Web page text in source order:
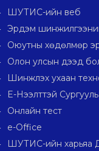
ШУТИС-ийн веб
Эрдэм
Оюутны хөдөлмөр
Олон улсын дээд
Шинжлэх ухаан
E-Нээлттэй
Онлайн тест
e-Office
ШУТИС-ийн харьяа